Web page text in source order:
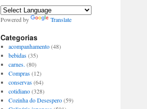
Powered by Translate
Categorias
acompanhamento(48)
bebidas(35)
carnes. (80)
Compras(12)
conservas(64)
cotidiano(328)
Cozinha do Desespero(59)